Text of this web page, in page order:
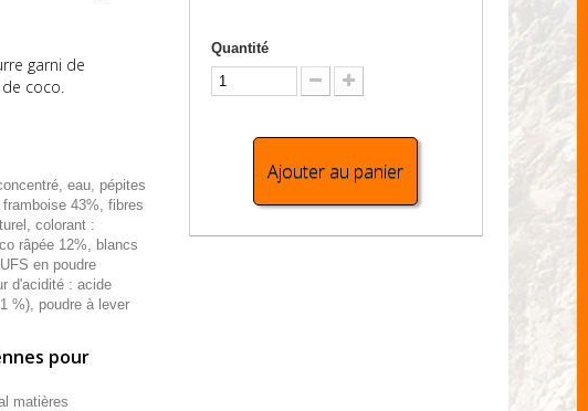
garni de
coco.
eau, pépites
43%, fibres
colorant :
râpée 12%, blancs
en poudre
d'acidité : acide
%), poudre à lever
pour
Quantité
Ajouter au panier